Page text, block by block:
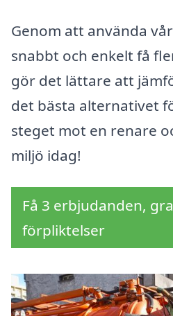
Genom att använda
snabbt och enkelt få
gör det lättare att
det bästa alternativet
steget mot en renare
miljö idag!
Få 3 erbjudanden,
förpliktelser